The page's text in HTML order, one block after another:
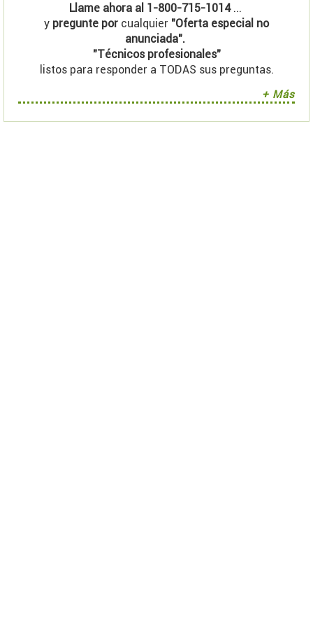
Llame ahora al 1-800-715-1014...
y pregunte por cualquier "Oferta especial no
anunciada".
"Técnicos profesionales"
listos para responder a TODAS sus preguntas.
+ Más